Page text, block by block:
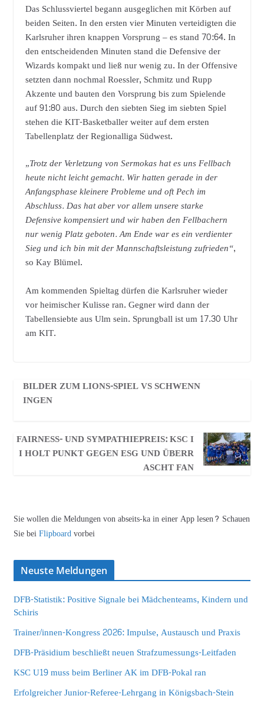
Das Schlussviertel begann ausgeglichen mit Körben auf
beiden Seiten. In den ersten vier Minuten verteidigten die
Karlsruher ihren knappen Vorsprung – es stand 70:64. In
den entscheidenden Minuten stand die Defensive der
Wizards kompakt und ließ nur wenig zu. In der Offensive
setzten dann nochmal Roessler, Schmitz und Rupp
Akzente und bauten den Vorsprung bis zum Spielende
auf 91:80 aus. Durch den siebten Sieg im siebten Spiel
stehen die KIT-Basketballer weiter auf dem ersten
Tabellenplatz der Regionalliga Südwest.
„Trotz der Verletzung von Sermokas hat es uns Fellbach
heute nicht leicht gemacht. Wir hatten gerade in der
Anfangsphase kleinere Probleme und oft Pech im
Abschluss. Das hat aber vor allem unsere starke
Defensive kompensiert und wir haben den Fellbachern
nur wenig Platz geboten. Am Ende war es ein verdienter
Sieg und ich bin mit der Mannschaftsleistung zufrieden“,
so Kay Blümel.
Am kommenden Spieltag dürfen die Karlsruher wieder
vor heimischer Kulisse ran. Gegner wird dann der
Tabellensiebte aus Ulm sein. Sprungball ist um 17.30 Uhr
am KIT.
BILDER ZUM LIONS-SPIEL VS SCHWENN
INGEN
FAIRNESS- UND SYMPATHIEPREIS: KSC I
I HOLT PUNKT GEGEN ESG UND ÜBERR
ASCHT FAN
Sie wollen die Meldungen von abseits-ka in einer App lesen? Schauen
Sie beiFlipboardvorbei
Neuste Meldungen
DFB-Statistik: Positive Signale bei Mädchenteams, Kindern und
Schiris
Trainer/innen-Kongress 2026: Impulse, Austausch und Praxis
DFB-Präsidium beschließt neuen Strafzumessungs-Leitfaden
KSC U19 muss beim Berliner AK im DFB-Pokal ran
Erfolgreicher Junior-Referee-Lehrgang in Königsbach-Stein